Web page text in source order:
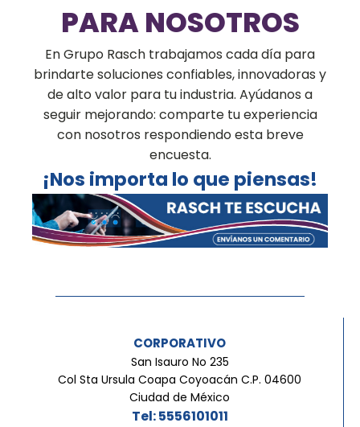
PARA NOSOTROS
En Grupo Rasch trabajamos cada día para
brindarte soluciones confiables, innovadoras y
de alto valor para tu industria. Ayúdanos a
seguir mejorando: comparte tu experiencia
con nosotros respondiendo esta breve
encuesta.
¡Nos importa lo que piensas!
CORPORATIVO
San Isauro No 235
Col Sta Ursula Coapa Coyoacán C.P. 04600
Ciudad de México
Tel: 5556101011